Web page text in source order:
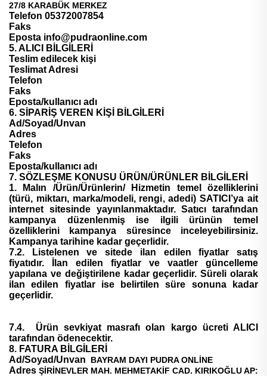
27/8 KARABÜK MERKEZ
Telefon 05372007854
Faks
Eposta info@pudraonline.com
5. ALICI BİLGİLERİ
Teslim edilecek kişi
Teslimat Adresi
Telefon
Faks
Eposta/kullanıcı adı
6. SİPARİŞ VEREN KİŞİ BİLGİLERİ
Ad/Soyad/Unvan
Adres
Telefon
Faks
Eposta/kullanıcı adı
7. SÖZLEŞME KONUSU ÜRÜN/ÜRÜNLER BİLGİLERİ
1. Malın /Ürün/Ürünlerin/ Hizmetin temel özelliklerini
(türü, miktarı, marka/modeli, rengi, adedi) SATICI’ya ait
internet sitesinde yayınlanmaktadır. Satıcı tarafından
kampanya düzenlenmiş ise ilgili ürünün temel
özelliklerini kampanya süresince inceleyebilirsiniz.
Kampanya tarihine kadar geçerlidir.
7.2. Listelenen ve sitede ilan edilen fiyatlar satış
fiyatıdır. İlan edilen fiyatlar ve vaatler güncelleme
yapılana ve değiştirilene kadar geçerlidir. Süreli olarak
ilan edilen fiyatlar ise belirtilen süre sonuna kadar
geçerlidir.
7.4. Ürün sevkiyat masrafı olan kargo ücreti ALICI
tarafından ödenecektir.
8. FATURA BİLGİLERİ
Ad/Soyad/Unvan
BAYRAM DAYI PUDRA ONLİNE
Adres ŞİRİNEVLER MAH. MEHMETAKİF CAD. KIRIKOĞLU AP: